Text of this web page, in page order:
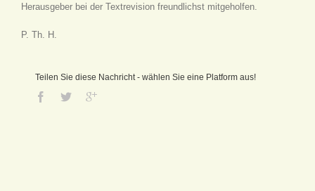
Herausgeber bei der Textrevision freundlichst mitgeholfen.
P. Th. H.
Teilen Sie diese Nachricht - wählen Sie eine Platform aus!